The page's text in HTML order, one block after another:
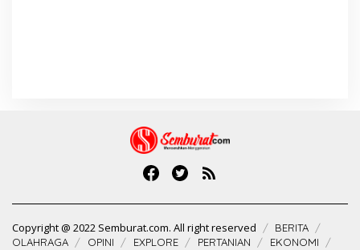
Copyright @ 2022 Semburat.com. All right reserved
BERITA
OLAHRAGA
OPINI EXPLORE PERTANIAN EKONOMI